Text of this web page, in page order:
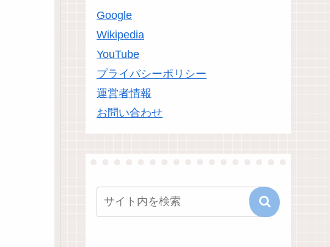
Google
Wikipedia
YouTube
プライバシーポリシー
運営者情報
お問い合わせ